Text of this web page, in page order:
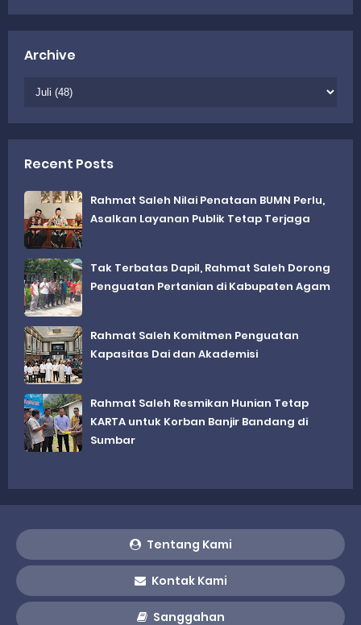
Archive
Recent Posts
Rahmat Saleh Nilai Penataan BUMN Perlu,
Asalkan Layanan Publik Tetap Terjaga
Tak Terbatas Dapil, Rahmat Saleh Dorong
Penguatan Pertanian di Kabupaten Agam
Rahmat Saleh Komitmen Penguatan
Kapasitas Dai dan Akademisi
Rahmat Saleh Resmikan Hunian Tetap
KARTA untuk Korban Banjir Bandang di
Sumbar
Tentang Kami
Kontak Kami
Sanggahan